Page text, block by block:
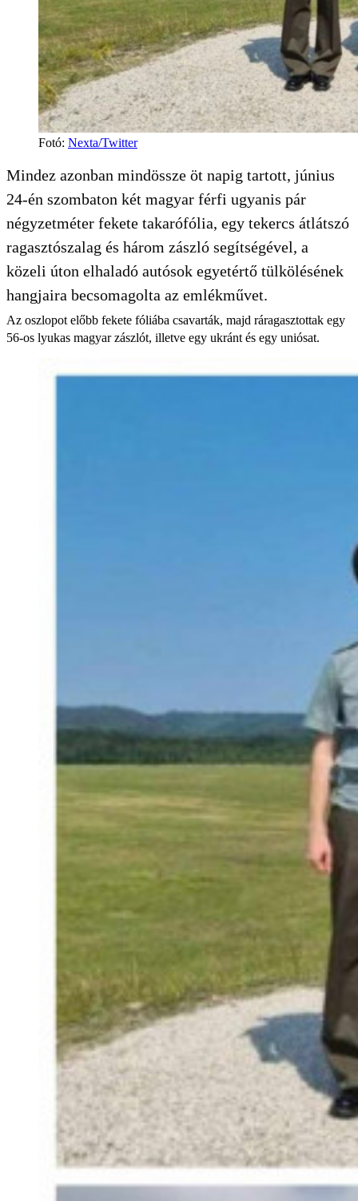
Fotó: Nexta/Twitter
Mindez azonban mindössze öt napig tartott, június
24-én szombaton két magyar férfi ugyanis pár
négyzetméter fekete takarófólia, egy tekercs átlátszó
ragasztószalag és három zászló segítségével, a
közeli úton elhaladó autósok egyetértő tülkölésének
hangjaira becsomagolta az emlékművet.
Az oszlopot előbb fekete fóliába csavarták, majd ráragasztottak egy
56-os lyukas magyar zászlót, illetve egy ukránt és egy uniósat.